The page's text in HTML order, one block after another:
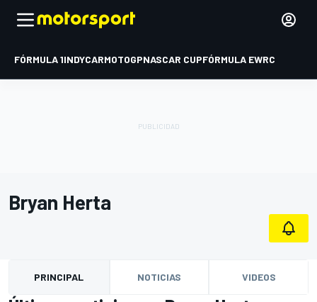
FÓRMULA 1INDYCARMOTOGPNASCAR CUPFÓRMULA EWRC
Bryan Herta
PRINCIPAL NOTICIAS VIDEOS